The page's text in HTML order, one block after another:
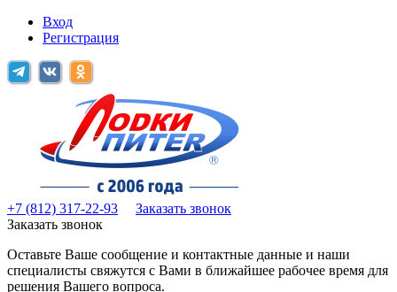
Вход
Регистрация
+7 (812) 317-22-93
Заказать звонок
Заказать звонок
Оставьте Ваше сообщение и контактные данные и наши
специалисты свяжутся с Вами в ближайшее рабочее время для
решения Вашего вопроса.